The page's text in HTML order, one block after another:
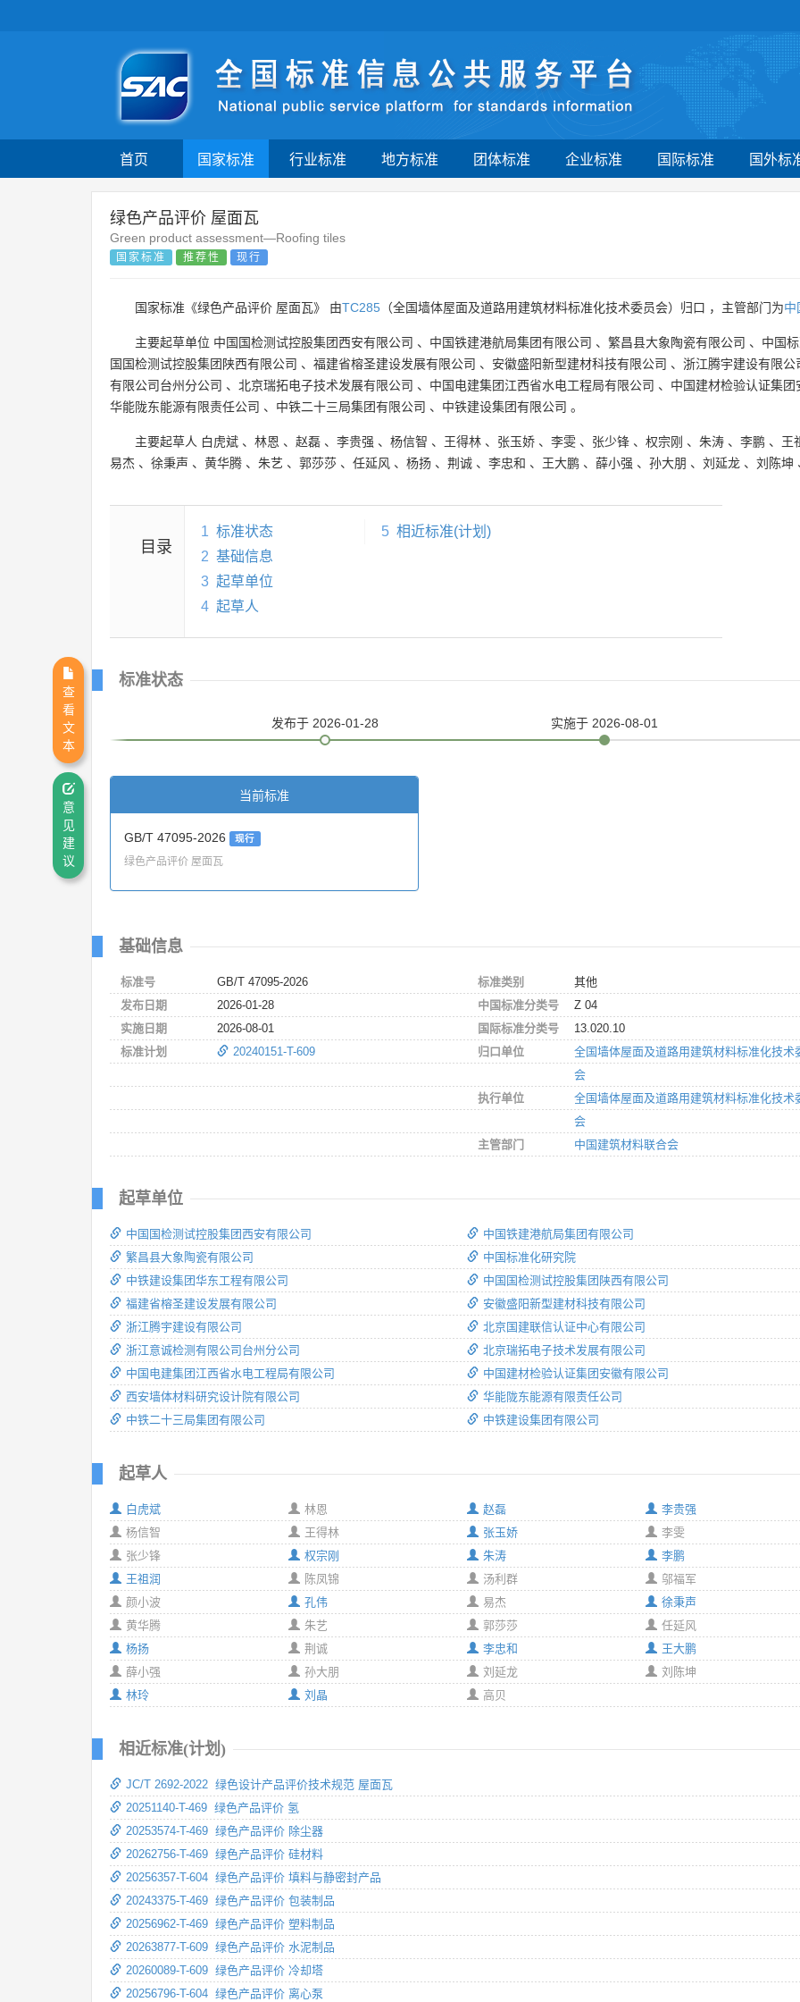
首页 国家标准 行业标准 地方标准 团体标准 企业标准 国际标准 国外标
绿色产品评价 屋面瓦
Green product assessment—Roofing tiles
国家标准 推荐性 现行
国家标准《绿色产品评价 屋面瓦》 由TC285 （全国墙体屋面及道路用建筑材料标准化技术委员会）归口 ，主管部门为中
主要起草单位 中国国检测试控股集团西安有限公司 、 中国铁建港航局集团有限公司 、 繁昌县大象陶瓷有限公司 、 中国
国国检测试控股集团陕西有限公司 、 福建省榕圣建设发展有限公司 、 安徽盛阳新型建材科技有限公司 、 浙江腾宇建设有限公
有限公司台州分公司 、 北京瑞拓电子技术发展有限公司 、 中国电建集团江西省水电工程局有限公司 、 中国建材检验认证集团
华能陇东能源有限责任公司 、 中铁二十三局集团有限公司 、 中铁建设集团有限公司 。
主要起草人 白虎斌 、 林恩 、 赵磊 、 李贵强 、 杨信智 、 王得林 、 张玉娇 、 李雯 、 张少锋 、 权宗刚 、 朱涛 、 李鹏 、 王
易杰 、 徐秉声 、 黄华腾 、 朱艺 、 郭莎莎 、 任延风 、 杨扬 、 荆诚 、 李忠和 、 王大鹏 、 薛小强 、 孙大朋 、 刘延龙 、 刘陈坤
目录
1 标准状态
2 基础信息
3 起草单位
4 起草人
5 相近标准(计划)
标准状态
发布于 2026-01-28 实施于 2026-08-01
当前标准
GB/T 47095-2026 现行
绿色产品评价 屋面瓦
基础信息
标准号
GB/T 47095-2026
发布日期
2026-01-28
实施日期
2026-08-01
标准计划
20240151-T-609
标准类别
其他
中国标准分类号
Z 04
国际标准分类号
13.020.10
归口单位
全国墙体屋面及道路用建筑材料标准化技术
会
执行单位
全国墙体屋面及道路用建筑材料标准化技术
会
主管部门
中国建筑材料联合会
起草单位
中国国检测试控股集团西安有限公司
繁昌县大象陶瓷有限公司
中铁建设集团华东工程有限公司
福建省榕圣建设发展有限公司
浙江腾宇建设有限公司
浙江意诚检测有限公司台州分公司
中国电建集团江西省水电工程局有限公司
西安墙体材料研究设计院有限公司
中铁二十三局集团有限公司
中国铁建港航局集团有限公司
中国标准化研究院
中国国检测试控股集团陕西有限公司
安徽盛阳新型建材科技有限公司
北京国建联信认证中心有限公司
北京瑞拓电子技术发展有限公司
中国建材检验认证集团安徽有限公司
华能陇东能源有限责任公司
中铁建设集团有限公司
起草人
白虎斌
林恩
杨信智
王得林
张少锋
权宗刚
王祖润
陈凤锦
颜小波
孔伟
黄华腾
朱艺
杨扬
荆诚
薛小强
孙大朋
林玲
刘晶
赵磊
李贵强
张玉娇
李雯
朱涛
李鹏
汤利群
邬福军
易杰
徐秉声
郭莎莎
任延风
李忠和
王大鹏
刘延龙
刘陈坤
高贝
相近标准(计划)
JC/T 2692-2022 绿色设计产品评价技术规范 屋面瓦
20251140-T-469 绿色产品评价 氢
20253574-T-469 绿色产品评价 除尘器
20262756-T-469 绿色产品评价 硅材料
20256357-T-604 绿色产品评价 填料与静密封产品
20243375-T-469 绿色产品评价 包装制品
20256962-T-469 绿色产品评价 塑料制品
20263877-T-609 绿色产品评价 水泥制品
20260089-T-609 绿色产品评价 冷却塔
20256796-T-604 绿色产品评价 离心泵
查
看
文
本
意
见
建
议